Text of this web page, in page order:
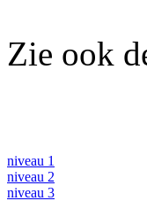
Zie ook
niveau 1
niveau 2
niveau 3